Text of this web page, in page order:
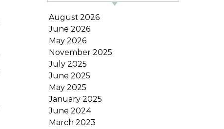
August 2026
June 2026
May 2026
November 2025
July 2025
June 2025
May 2025
January 2025
June 2024
March 2023